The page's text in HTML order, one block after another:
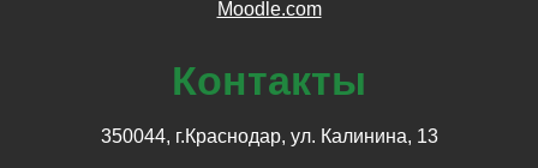
Moodle.com
Контакты
350044, г.Краснодар, ул. Калинина, 13